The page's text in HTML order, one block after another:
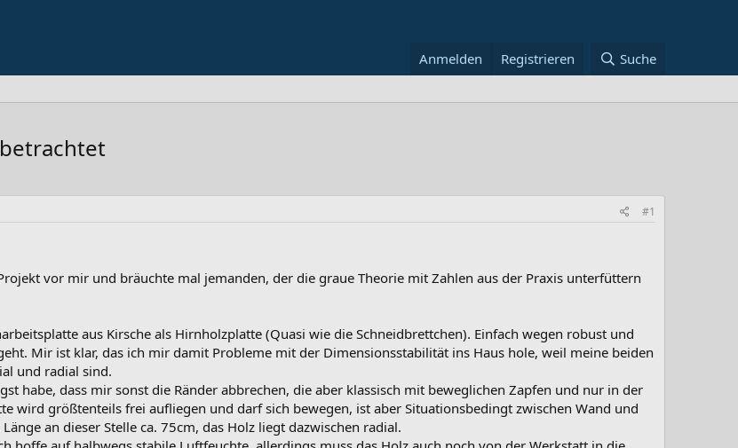
Anmelden Registrieren Suche
#1
vor mir und bräuchte mal jemanden, der die graue Theorie mit Zahlen aus der Praxis unterfüttern
aus Kirsche als Hirnholzplatte (Quasi wie die Schneidbrettchen). Einfach wegen robust und
Mir ist klar, das ich mir damit Probleme mit der Dimensionsstabilität ins Haus hole, weil meine beiden
und radial sind.
habe, dass mir sonst die Ränder abbrechen, die aber klassisch mit beweglichen Zapfen und nur in der
wird größtenteils frei aufliegen und darf sich bewegen, ist aber Situationsbedingt zwischen Wand und
an dieser Stelle ca. 75cm, das Holz liegt dazwischen radial.